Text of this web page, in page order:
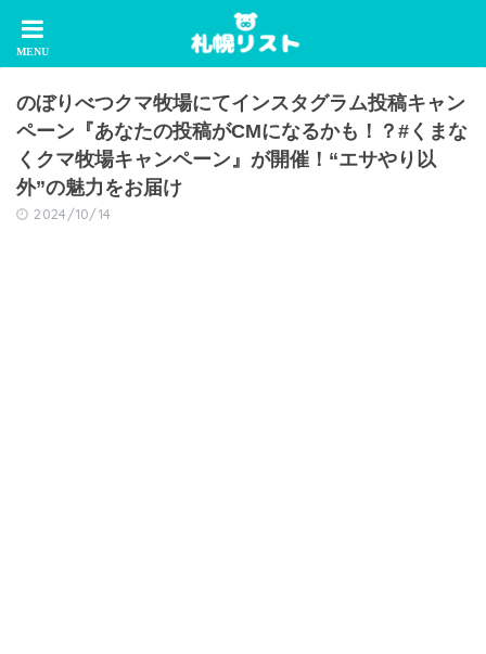
のぼりべつクマ牧場にてインスタグラム投稿キャン
ペーン『あなたの投稿がCMになるかも！？#くまな
くクマ牧場キャンペーン』が開催！“エサやり以
外”の魅力をお届け
2024/10/14